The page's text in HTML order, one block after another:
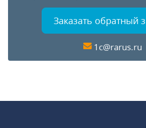
Заказать обратный
1c@rarus.ru